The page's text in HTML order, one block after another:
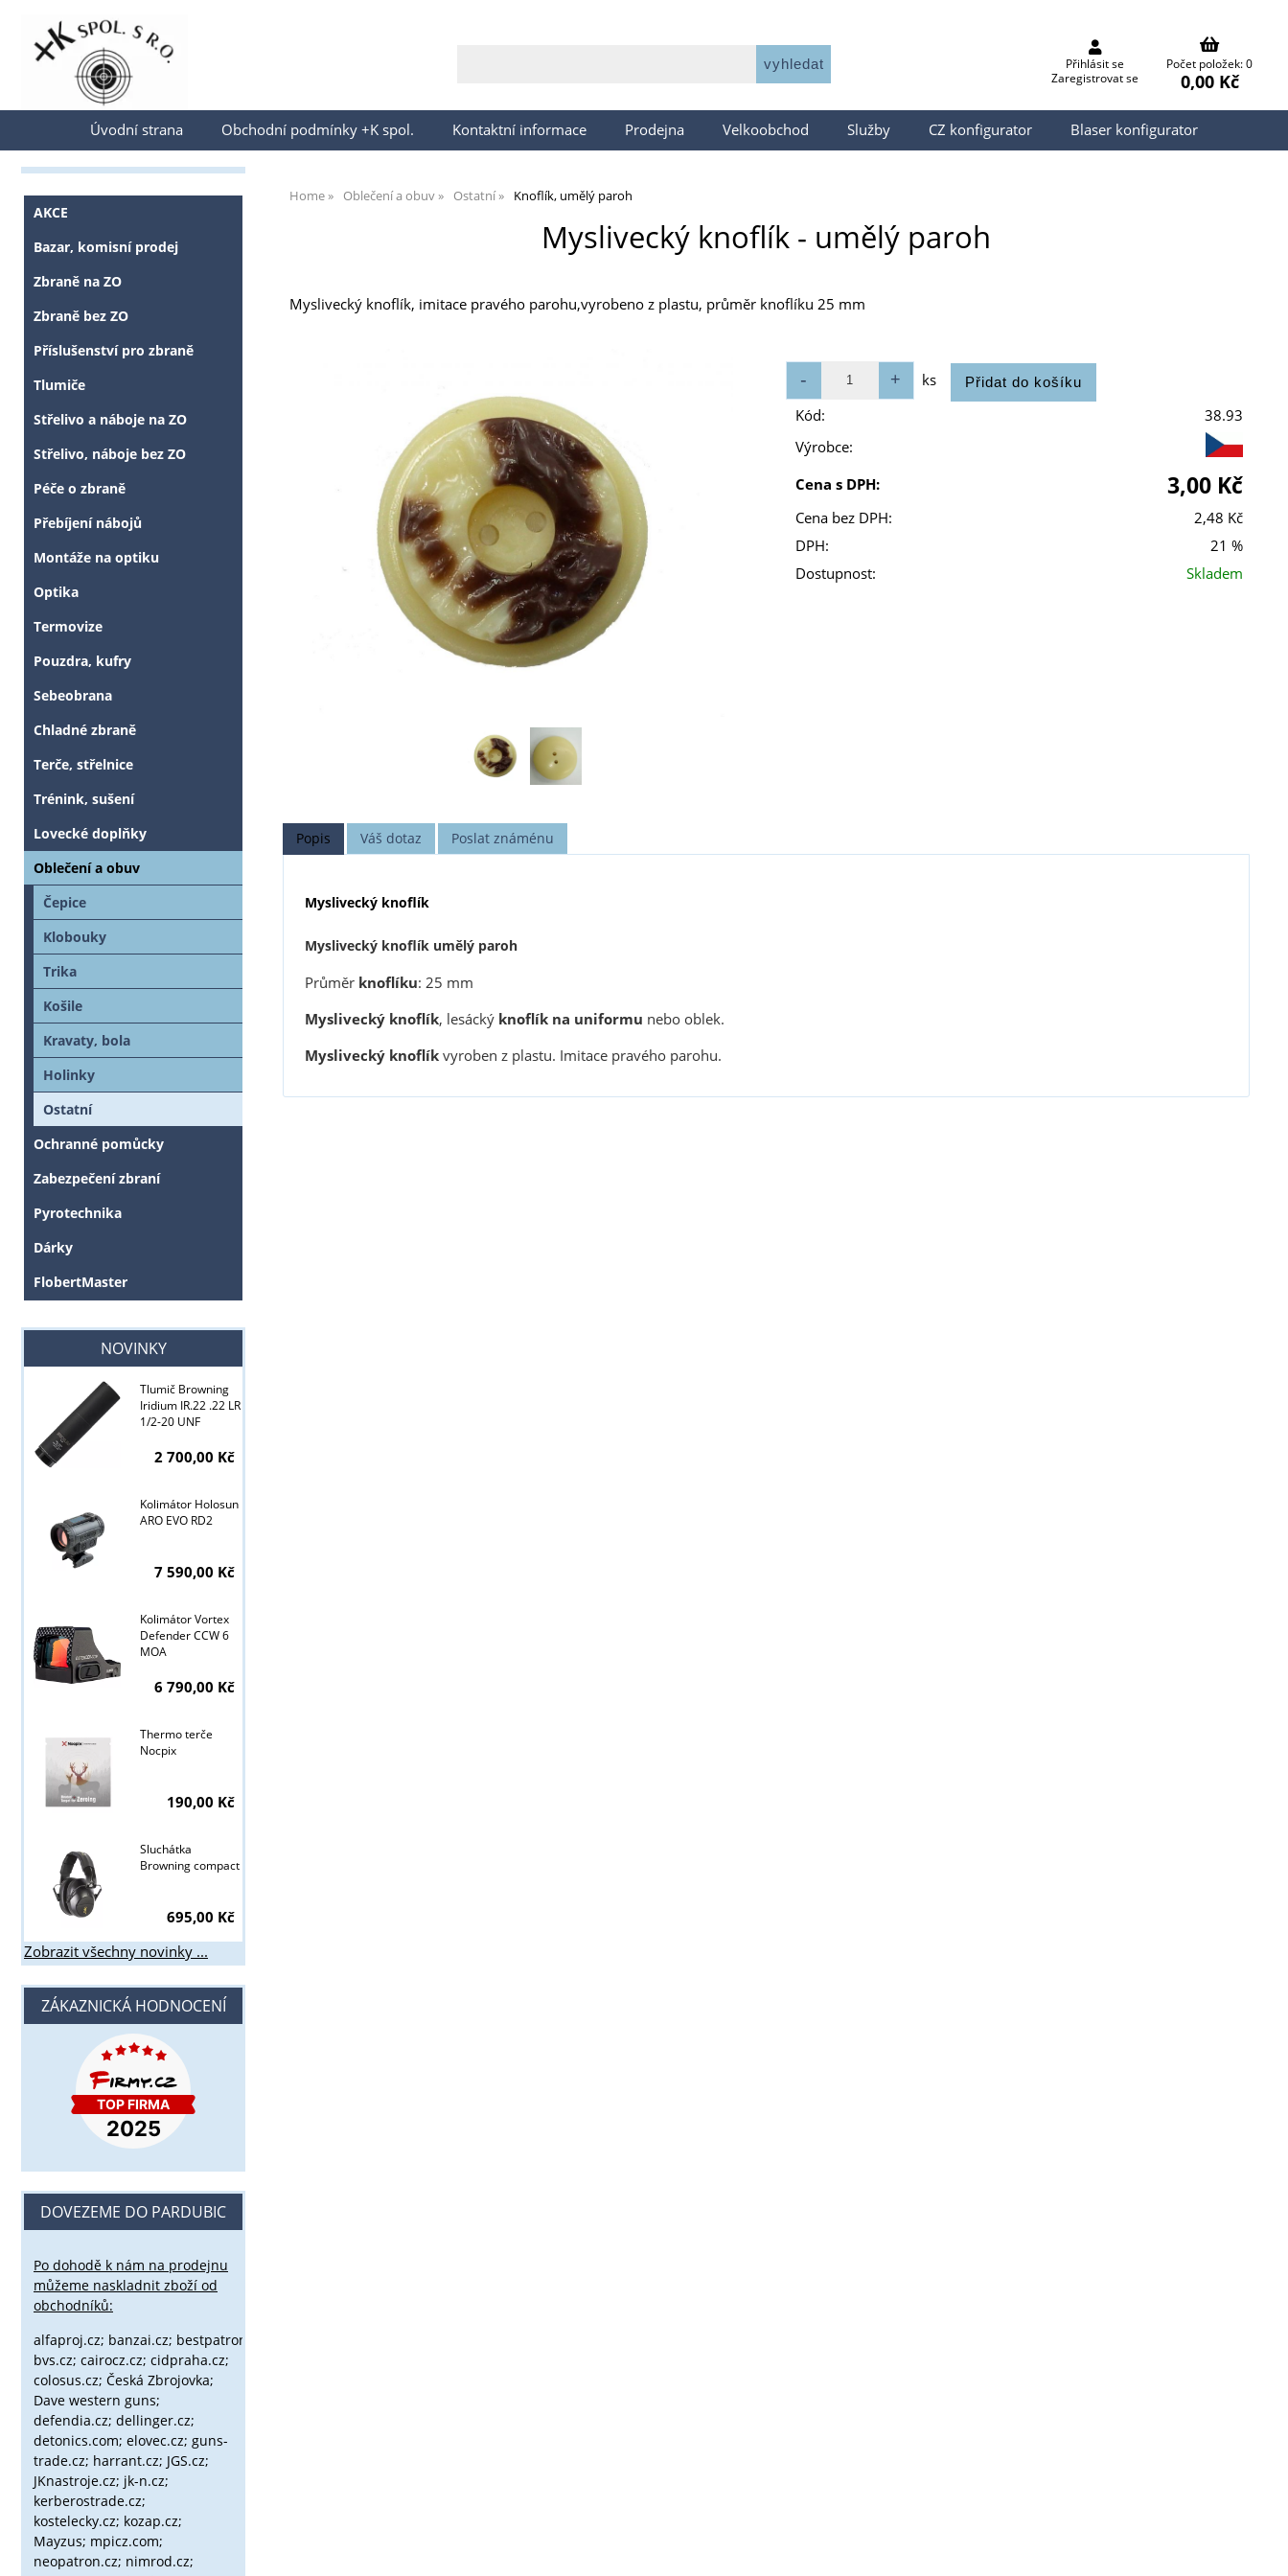
Přihlásit se
Přihlásit se
Zaregistrovat se
Počet položek: 0
0,00 Kč
Úvodní strana Obchodní podmínky +K spol. Kontaktní informace Prodejna Velkoobchod Služby CZ konfigurator Blaser konfigurator
Home Oblečení a obuv Ostatní Knoflík, umělý paroh
Myslivecký knoflík - umělý paroh
Myslivecký knoflík, imitace pravého parohu,vyrobeno z plastu, průměr knoflíku 25 mm
ks
Kód:
38.93
Výrobce:
Cena s DPH:
3,00 Kč
Cena bez DPH:
2,48 Kč
DPH:
21 %
Dostupnost:
Skladem
Popis Váš dotaz Poslat známénu
Myslivecký knoflík
Myslivecký knoflík umělý paroh
Průměr knoflíku: 25 mm
Myslivecký knoflík, lesáckýknoflík na uniformu nebo oblek.
Myslivecký knoflíkvyroben z plastu. Imitace pravého parohu.
AKCE
Bazar, komisní prodej
Zbraně na ZO
Zbraně bez ZO
Příslušenství pro zbraně
Tlumiče
Střelivo a náboje na ZO
Střelivo, náboje bez ZO
Péče o zbraně
Přebíjení nábojů
Montáže na optiku
Optika
Termovize
Pouzdra, kufry
Sebeobrana
Chladné zbraně
Terče, střelnice
Trénink, sušení
Lovecké doplňky
Oblečení a obuv
Čepice
Klobouky
Trika
Košile
Kravaty, bola
Holinky
Ostatní
Ochranné pomůcky
Zabezpečení zbraní
Pyrotechnika
Dárky
FlobertMaster
NOVINKY
Tlumič Browning
Iridium IR.22 .22 LR
1/2-20 UNF
2 700,00 Kč
Kolimátor Holosun
ARO EVO RD2
7 590,00 Kč
Kolimátor Vortex
Defender CCW 6
MOA
6 790,00 Kč
Thermo terče
Nocpix
190,00 Kč
Sluchátka
Browning compact
695,00 Kč
Zobrazit všechny novinky ...
ZÁKAZNICKÁ HODNOCENÍ
DOVEZEME DO PARDUBIC
Po dohodě k nám na prodejnu
můžeme naskladnit zboží od
obchodníků:
alfaproj.cz; banzai.cz; bestpatron.eu;
bvs.cz; cairocz.cz; cidpraha.cz;
colosus.cz; Česká Zbrojovka;
Dave western guns;
defendia.cz; dellinger.cz;
detonics.com; elovec.cz; guns-
trade.cz; harrant.cz; JGS.cz;
JKnastroje.cz; jk-n.cz;
kerberostrade.cz;
kostelecky.cz; kozap.cz;
Mayzus; mpicz.com;
neopatron.cz; nimrod.cz;